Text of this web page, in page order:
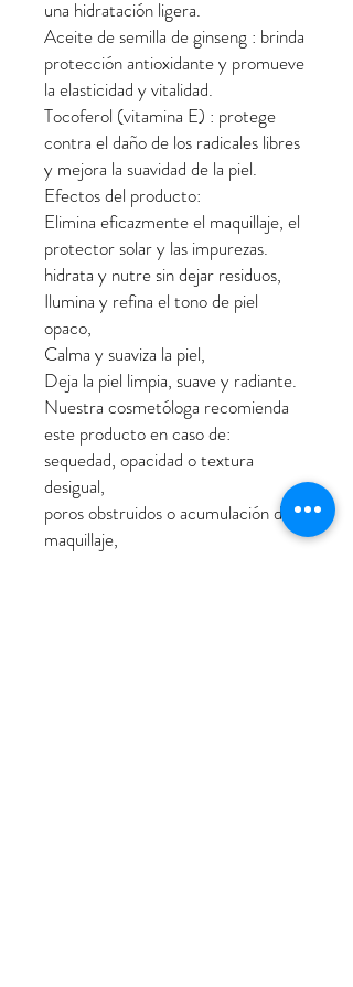
una hidratación ligera.
Aceite de semilla de ginseng : brinda
protección antioxidante y promueve
la elasticidad y vitalidad.
Tocoferol (vitamina E) : protege
contra el daño de los radicales libres
y mejora la suavidad de la piel.
Efectos del producto:
Elimina eficazmente el maquillaje, el
protector solar y las impurezas.
hidrata y nutre sin dejar residuos,
Ilumina y refina el tono de piel
opaco,
Calma y suaviza la piel,
Deja la piel limpia, suave y radiante.
Nuestra cosmetóloga recomienda
este producto en caso de:
sequedad, opacidad o textura
desigual,
poros obstruidos o acumulación de
maquillaje,